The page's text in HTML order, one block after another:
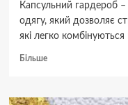
Капсульний гардероб
одягу, який дозволяє
які легко
БільшеДокладніше
для